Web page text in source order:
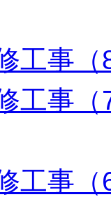
工事
工事
工事